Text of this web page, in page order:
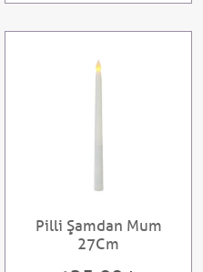
Pilli Şamdan Mum
27Cm